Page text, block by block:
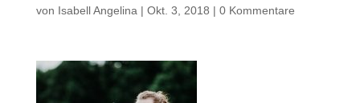
von Isabell Angelina | Okt. 3, 2018 | 0 Kommentare